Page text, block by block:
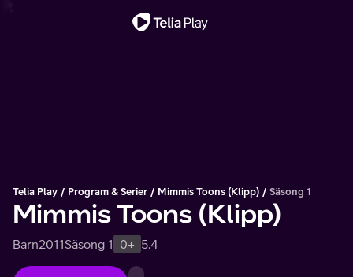
Telia Play Program & Serier Mimmis Toons (Klipp) Säsong 1
Mimmis Toons (Klipp)
Barn2011Säsong 1 0+ 5.4